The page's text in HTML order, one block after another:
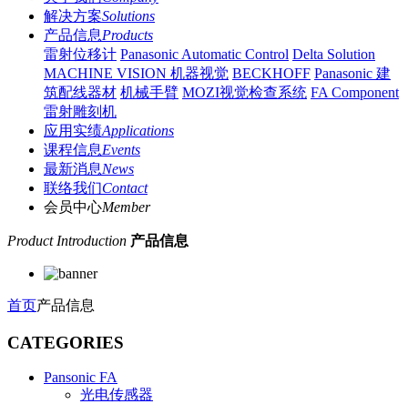
解决方案Solutions
产品信息Products
雷射位移计 Panasonic Automatic Control Delta Solution
MACHINE VISION 机器视觉 BECKHOFF Panasonic 建
筑配线器材 机械手臂 MOZI视觉检查系统 FA Component
雷射雕刻机
应用实绩Applications
课程信息Events
最新消息News
联络我们Contact
会员中心Member
Product Introduction 产品信息
首页产品信息
CATEGORIES
Pansonic FA
光电传感器